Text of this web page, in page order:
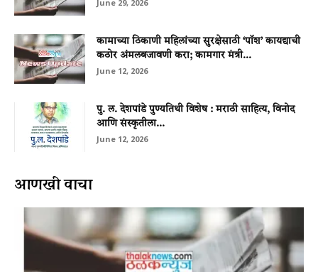
June 29, 2026
कामाच्या ठिकाणी महिलांच्या सुरक्षेसाठी ‘पॉश’ कायद्याची
कठोर अंमलबजावणी करा; कामगार मंत्री...
June 12, 2026
पु. ल. देशपांडे पुण्यतिथी विशेष : मराठी साहित्य, विनोद
आणि संस्कृतीला...
June 12, 2026
आणखी वाचा